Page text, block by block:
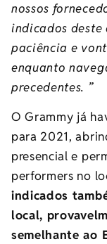
nossos
indicados deste
paciência e
enquanto
precedentes. ”
O Grammy já
para 2021,
presencial e
performers no
indicados
local,
semelhante ao